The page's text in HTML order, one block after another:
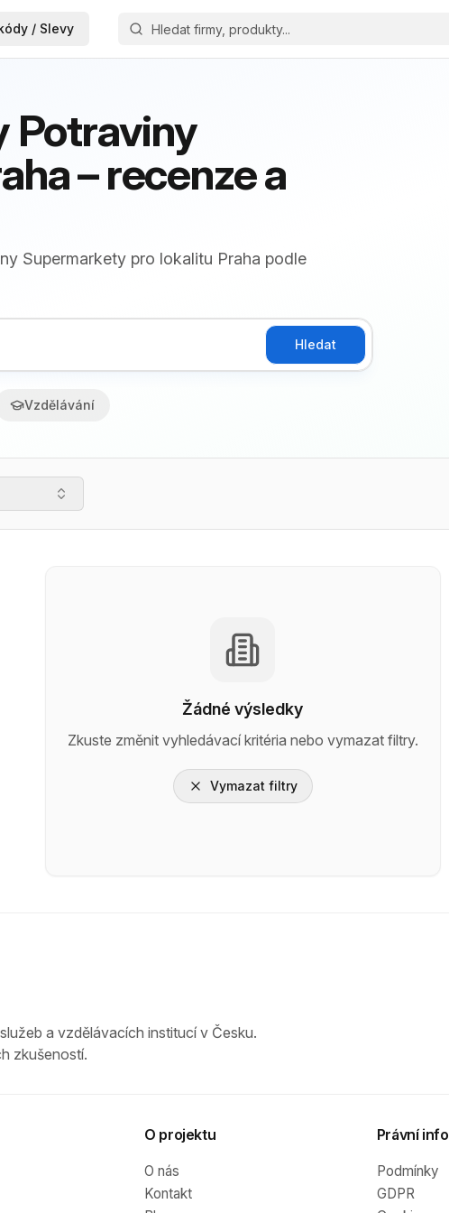
/ Slevy
Potraviny
– recenze a
Supermarkety pro lokalitu Praha podle
Hledat
Vzdělávání
Žádné výsledky
Zkuste změnit vyhledávací kritéria nebo vymazat filtry.
Vymazat filtry
a vzdělávacích institucí v Česku.
zkušeností.
O projektu
O nás
Kontakt
Právní info
Podmínky
GDPR